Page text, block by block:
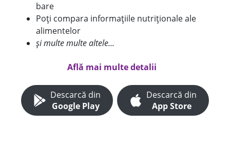
bare
Poți compara informațiile nutriționale ale
alimentelor
și multe multe altele...
Află mai multe detalii
Descarcă din
Google Play
Descarcă din
App Store